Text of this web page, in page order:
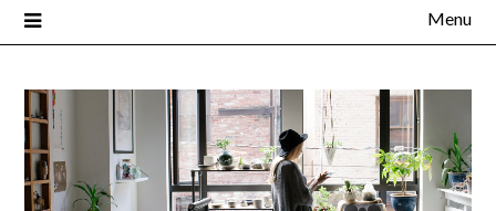
Menu